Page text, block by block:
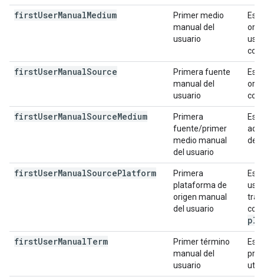
firstUserManualMedium
Primer medio
manual del
usuario
Es
usó
con
firstUserManualSource
Primera fuente
manual del
usuario
Es
firstUserManualSourceMedium
Primera
fuente/primer
medio manual
del usuario
Es
de
firstUserManualSourcePlatform
Primera
plataforma de
origen manual
del usuario
Es
firstUserManualTerm
Primer término
manual del
usuario
Es